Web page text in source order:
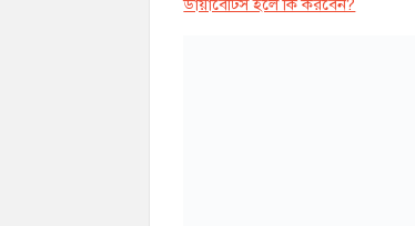
ডায়াবেট্সি হলে কি করবেন?